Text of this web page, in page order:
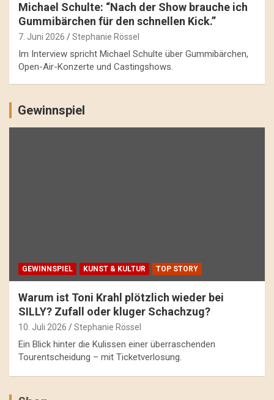
Michael Schulte: “Nach der Show brauche ich
Gummibärchen für den schnellen Kick.”
7. Juni 2026 Stephanie Rössel
Im Interview spricht Michael Schulte über Gummibärchen,
Open-Air-Konzerte und Castingshows.
Gewinnspiel
GEWINNSPIEL KUNST & KULTUR TOP STORY
Warum ist Toni Krahl plötzlich wieder bei
SILLY? Zufall oder kluger Schachzug?
10. Juli 2026 Stephanie Rössel
Ein Blick hinter die Kulissen einer überraschenden
Tourentscheidung – mit Ticketverlosung.